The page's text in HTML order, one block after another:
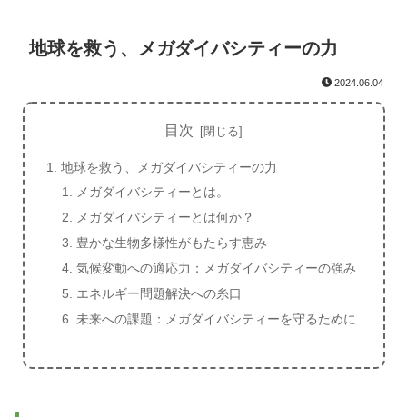
地球を救う、メガダイバシティーの力
2024.06.04
目次
地球を救う、メガダイバシティーの力
メガダイバシティーとは。
メガダイバシティーとは何か？
豊かな生物多様性がもたらす恵み
気候変動への適応力：メガダイバシティーの強み
エネルギー問題解決への糸口
未来への課題：メガダイバシティーを守るために